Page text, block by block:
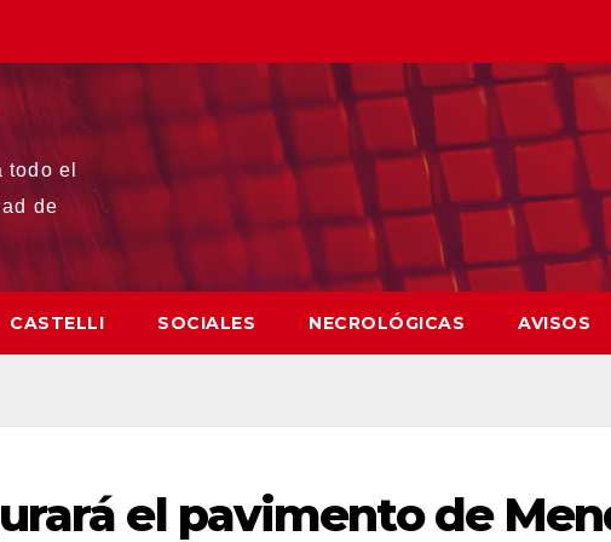
el
de
CASTELLI SOCIALES NECROLÓGICAS AVISOS
el pavimento de